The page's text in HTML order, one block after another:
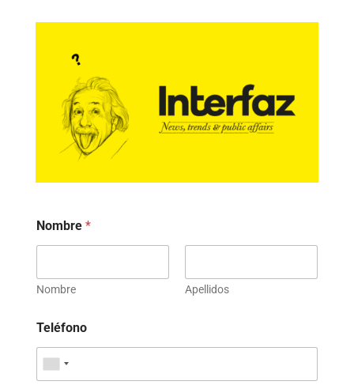
Nombre *
Nombre Apellidos
Teléfono